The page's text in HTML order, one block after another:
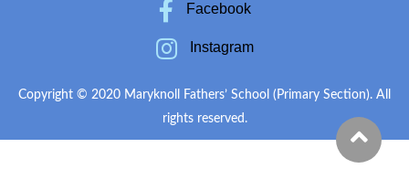
Facebook
Instagram
Copyright © 2020 Maryknoll Fathers’ School (Primary Section). All
rights reserved.